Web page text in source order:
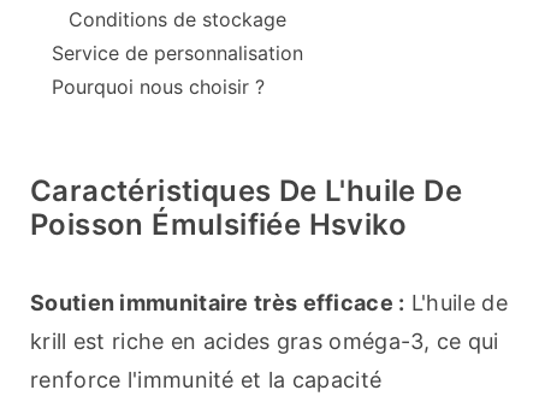
Conditions de stockage
Service de personnalisation
Pourquoi nous choisir ?
Caractéristiques De L'huile De
Poisson Émulsifiée Hsviko
Soutien immunitaire très efficace : L'huile de
krill est riche en acides gras oméga-3, ce qui
renforce l'immunité et la capacité